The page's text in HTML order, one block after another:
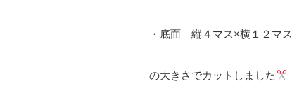
・底面 縦４マス×横１２マス
の大きさでカットしました